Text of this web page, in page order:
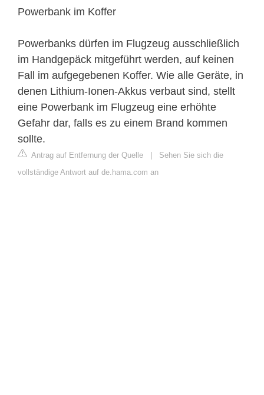
Powerbank im Koffer
Powerbanks dürfen im Flugzeug ausschließlich
im Handgepäck mitgeführt werden, auf keinen
Fall im aufgegebenen Koffer. Wie alle Geräte, in
denen Lithium-Ionen-Akkus verbaut sind, stellt
eine Powerbank im Flugzeug eine erhöhte
Gefahr dar, falls es zu einem Brand kommen
sollte.
Antrag auf Entfernung der Quelle
Sehen Sie sich die
vollständige Antwort auf de.hama.com an